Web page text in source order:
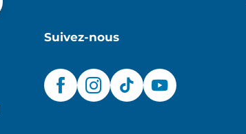
Suivez-nous